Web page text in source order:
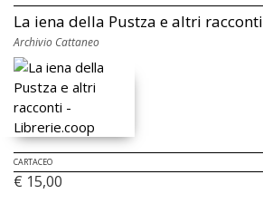
La iena della Pustza e altri racconti
Archivio Cattaneo
CARTACEO
€ 15,00